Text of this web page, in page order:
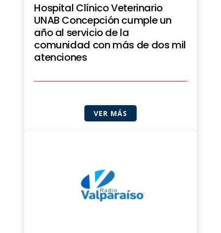
Hospital Clínico Veterinario
UNAB Concepción cumple un
año al servicio de la
comunidad con más de dos mil
atenciones
VER MÁS